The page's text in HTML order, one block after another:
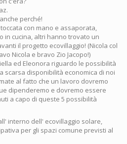
perché!
con mano e assaporata,
in cucina, altri hanno trovato un
il progetto ecovillaggio! (Nicola col
Nicola e bravo Zio Jacopo!)
ed Eleonora riguardo le possibilità
scarsa disponibilità economica di noi
al fatto che un lavoro dovremo
dipenderemo e dovremo essere
a capo di queste 5 possibilità
interno dell' ecovillaggio solare,
per gli spazi comune previsti al